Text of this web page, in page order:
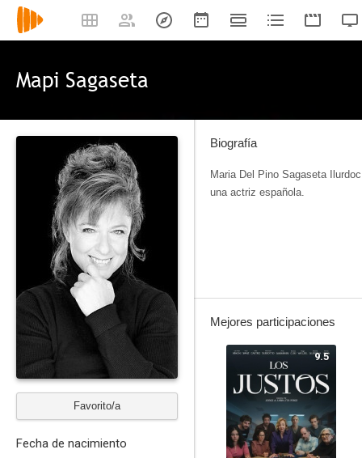
Mapi Sagaseta
Favorito/a
Fecha de nacimiento
Biografía
Maria Del Pino Sagaseta
una actriz española.
Mejores participaciones
9.5